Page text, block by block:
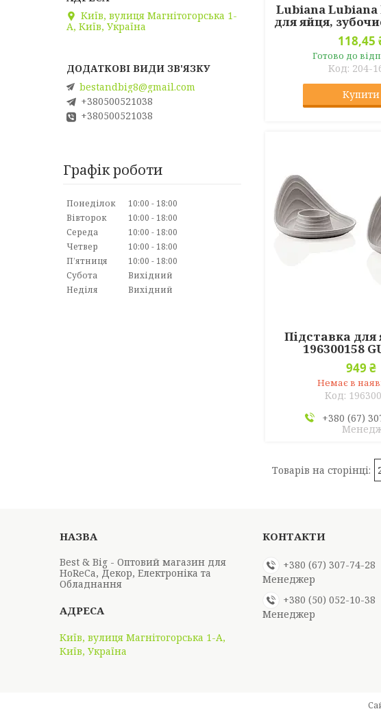
Lubiana Lubiana
для яйця,
118,45
Готово до
204-
Купити
Підставка для
196300158
949 ₴
Немає в
+380 (67)
Київ, вулиця Магнітогорська 1-
А, Київ, Україна
bestandbig8@gmail.com
+380500521038
+380500521038
Графік роботи
Понеділок 10:00
18:00
Вівторок
10:00
18:00
Середа
10:00
18:00
Четвер
10:00
18:00
Пʼятниця
10:00
18:00
Субота
Вихідний
Неділя
Вихідний
Best & Big - Оптовий магазин для
HoReCa, Декор, Електроніка та
Обладнання
Київ, вулиця Магнітогорська 1-А,
Київ, Україна
+380 (67) 307-74-28
Менеджер
+380 (50) 052-10-38
Менеджер